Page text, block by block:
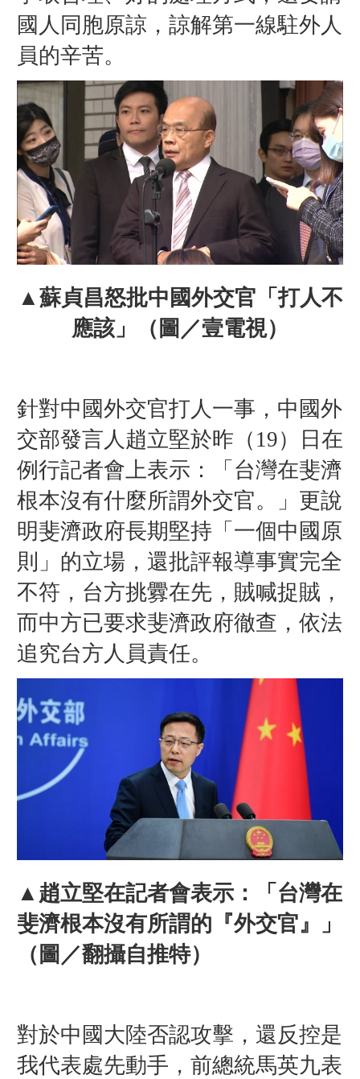
國人同胞原諒，諒解第一線駐外人
員的辛苦。
▲蘇貞昌怒批中國外交官「打人不
應該」（圖／壹電視）
針對中國外交官打人一事，中國外
交部發言人趙立堅於昨（19）日在
例行記者會上表示：「台灣在斐濟
根本沒有什麼所謂外交官。」更說
明斐濟政府長期堅持「一個中國原
則」的立場，還批評報導事實完全
不符，台方挑釁在先，賊喊捉賊，
而中方已要求斐濟政府徹查，依法
追究台方人員責任。
▲趙立堅在記者會表示：「台灣在
斐濟根本沒有所謂的『外交官』」
（圖／翻攝自推特）
對於中國大陸否認攻擊，還反控是
我代表處先動手，前總統馬英九表